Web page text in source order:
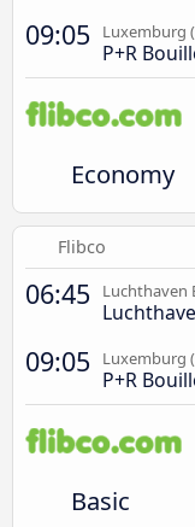
09:05 Luxemburg
P+R
Economy
Flibco
06:45 Luchthaven
09:05 Luxemburg
P+R
Basic